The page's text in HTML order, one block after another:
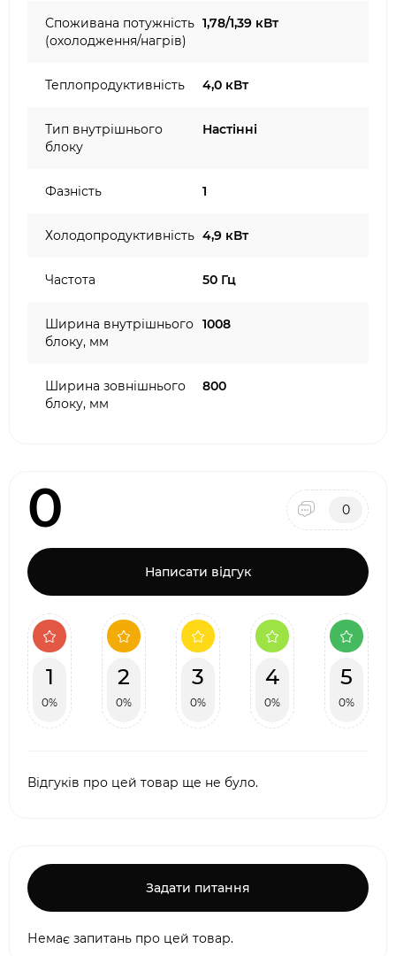
Споживана потужність
(охолодження/нагрів)
1,78/1,39 кВт
Теплопродуктивність 4,0 кВт
Тип внутрішнього
блоку
Настінні
Фазність 1
Холодопродуктивність 4,9 кВт
Частота 50 Гц
Ширина внутрішнього
блоку, мм
1008
Ширина зовнішнього
блоку, мм
800
0 0
Написати відгук
1
0%
2
0%
3
0%
4
0%
5
0%
Відгуків про цей товар ще не було.
Задати питання
Немає запитань про цей товар.